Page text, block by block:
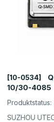
[10-0534]
10/30-4085
Produktstatus:
SUZHOU